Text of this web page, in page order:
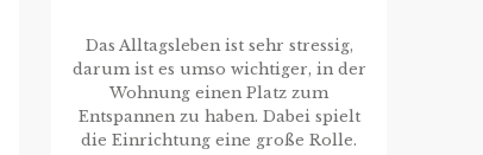
Das Alltagsleben ist sehr stressig,
darum ist es umso wichtiger, in der
Wohnung einen Platz zum
Entspannen zu haben. Dabei spielt
die Einrichtung eine große Rolle.